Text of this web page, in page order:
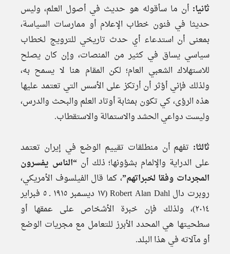
ثانيا: أن ما سأقوله هو حديث في أصول العلم، وليس
حديثا في فنون خطاب الإعلام أو ممارسات السياسة،
بمعنى أن استدعاء أي حدث تاريخي للترويج لخطاب
سياسي يساق في كثير من المنصات، وإن كان يصلح
للاستهلاك الشعبي العام؛ لكن المقام هنا لا يسمح به،
ولذلك فإني أؤثر أن أرتكز على الأسس التي تعتمد عليها
هذه الرؤى، كي تكون بمثابة أوتاد العلم والبحث والدرس،
وليست دواعي الحشد والاستمالة والاستقطاب.
ثالثا: تفهم أن منطلقات تقييم الوضع في إيران تعتمد
على الدراية والإلمام بشؤونها؛ ذلك أن“الناس يفسرون
المجردات وفقا لخبراتهم”، كما قال الفيلسوف الأمريكي،
روبرت دال Robert Alan Dahl (١٧ ديسمبر ١٩١٥ ـ ٥ فبراير
٢٠١٤)، ولذلك فإن خبرة الأشخاص على عمقها أو
سطحيتها هي المحدد الأبرز للتعامل مع مجريات الوضع
أو مآلاته في هذا البلد.